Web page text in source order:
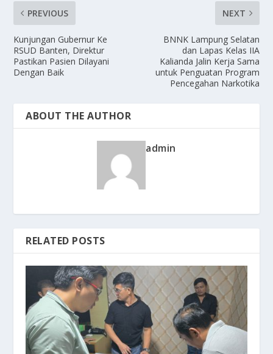
PREVIOUS
Kunjungan Gubernur Ke
RSUD Banten, Direktur
Pastikan Pasien Dilayani
Dengan Baik
NEXT
BNNK Lampung Selatan
dan Lapas Kelas IIA
Kalianda Jalin Kerja Sama
untuk Penguatan Program
Pencegahan Narkotika
ABOUT THE AUTHOR
admin
RELATED POSTS